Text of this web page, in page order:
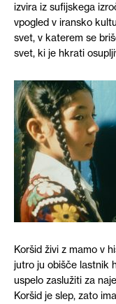
izvira iz sufijskega
vpogled v iransko
svet, v katerem se
svet, ki je hkrati
Koršid živi z mamo v
jutro ju obišče lastnik
uspelo zaslužiti za
Koršid je slep, zato